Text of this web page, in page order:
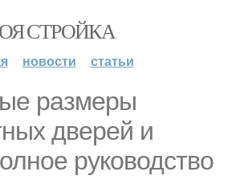
СТРОЙКА
новости статьи
размеры
дверей и
руководство